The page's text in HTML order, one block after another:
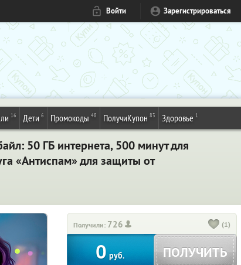
Войти Зарегистрироваться
16 Дети 6 Промокоды 48 ПолучиКупон 83 Здоровье 1
50 ГБ интернета, 500 минут для
«Антиспам» для защиты от
Получили: 726 (1)
0 руб. ПОЛУЧИТЬ